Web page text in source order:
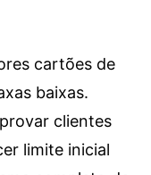
cartões de
baixas.
clientes
limite inicial